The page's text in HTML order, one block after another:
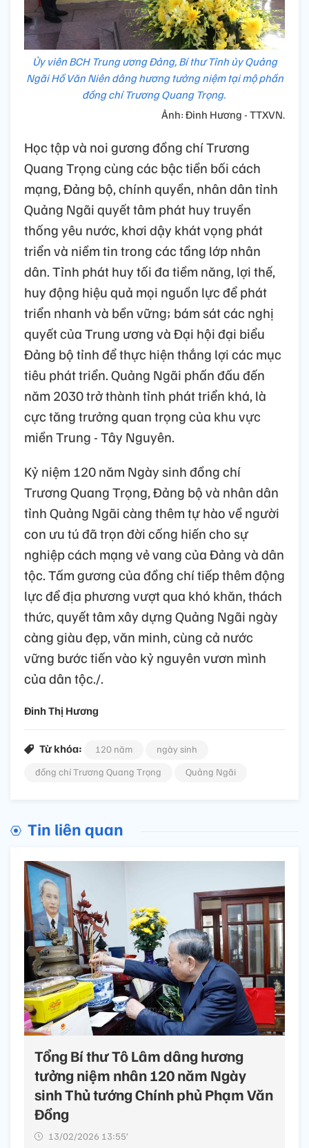
Ủy viên BCH Trung ương Đảng, Bí thư Tỉnh ủy Quảng
Ngãi Hồ Văn Niên dâng hương tưởng niệm tại mộ phần
đồng chí Trương Quang Trọng.
Ảnh: Đinh Hương - TTXVN.
Học tập và noi gương đồng chí Trương
Quang Trọng cùng các bậc tiền bối cách
mạng, Đảng bộ, chính quyền, nhân dân tỉnh
Quảng Ngãi quyết tâm phát huy truyền
thống yêu nước, khơi dậy khát vọng phát
triển và niềm tin trong các tầng lớp nhân
dân. Tỉnh phát huy tối đa tiềm năng, lợi thế,
huy động hiệu quả mọi nguồn lực để phát
triển nhanh và bền vững; bám sát các nghị
quyết của Trung ương và Đại hội đại biểu
Đảng bộ tỉnh để thực hiện thắng lợi các mục
tiêu phát triển. Quảng Ngãi phấn đấu đến
năm 2030 trở thành tỉnh phát triển khá, là
cực tăng trưởng quan trọng của khu vực
miền Trung - Tây Nguyên.
Kỷ niệm 120 năm Ngày sinh đồng chí
Trương Quang Trọng, Đảng bộ và nhân dân
tỉnh Quảng Ngãi càng thêm tự hào về người
con ưu tú đã trọn đời cống hiến cho sự
nghiệp cách mạng vẻ vang của Đảng và dân
tộc. Tấm gương của đồng chí tiếp thêm động
lực để địa phương vượt qua khó khăn, thách
thức, quyết tâm xây dựng Quảng Ngãi ngày
càng giàu đẹp, văn minh, cùng cả nước
vững bước tiến vào kỷ nguyên vươn mình
của dân tộc./.
Đinh Thị Hương
Từ khóa: 120 năm
ngày sinh
đồng chí Trương Quang Trọng
Quảng Ngãi
Tin liên quan
Tổng Bí thư Tô Lâm dâng hương
tưởng niệm nhân 120 năm Ngày
sinh Thủ tướng Chính phủ Phạm Văn
Đồng
13/02/2026 13:55’